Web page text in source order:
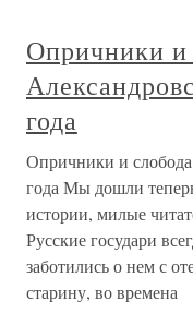
Опричники и
года
Опричники и
года Мы дошли
истории, милые
Русские государи
заботились о нем с
старину, во времена